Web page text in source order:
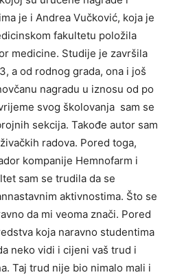
je i Andrea Vučković, koja je
fakultetu položila
medicine. Studije je završila
a od rodnog grada, ona i još
nagradu u iznosu od po
svog školovanja sam se
sekcija. Takođe autor sam
radova. Pored toga,
kompanije Hemnofarm i
sam se trudila da se
aktivnostima. Što se
da mi veoma znači. Pored
koja naravno studentima
neko vidi i cijeni vaš trud i
Taj trud nije bio nimalo mali i